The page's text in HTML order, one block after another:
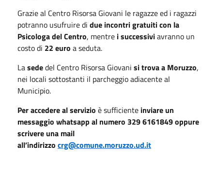
Grazie al Centro Risorsa Giovani le ragazze ed i ragazzi
potranno usufruire di due incontri gratuiti con la
Psicologa del Centro, mentre i successiviavranno un
costo di 22 euro a seduta.
Lasededel Centro Risorsa Giovani si trova a Moruzzo,
nei locali sottostanti il parcheggio adiacente al
Municipio.
Per accedere al servizio è sufficiente inviare un
messaggio whatsapp al numero 329 6161849 oppure
scrivere una mail
all’indirizzo crg@comune.moruzzo.ud.it